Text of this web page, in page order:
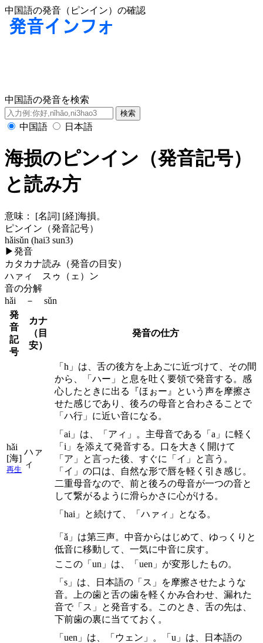
中国語の発音（ピンイン）の確認
中国語の発音を検索
中国語 日本語
海损のピンイン（発音記号）
と読み方
意味：
[名詞] [経]海損。
ピンイン（発音記号）
hǎisǔn (hai3 sun3)
▶発音
カタカナ読み（発音の目安）
ハァィ スゥ（ェ）ン
音の分解
hǎi － sǔn
発
音
記
号
カナ
（目
安）
発音の仕方
hǎi
[海]
再生
ハァ
ィ
「h」は、舌の後方を上あごに近づけて、その間
から、「ハー」と息を吐く要領で発音する。感
心したときに出る『ほぉー』という声を摩擦さ
せた感じであり、後ろの母音と合わさることで
「ハ行」に近い音になる。
「ai」は、「アィ」。主母音である「a」に軽く
「i」を添えて発音する。口を大きく開けて
「ア」と言った後、すぐに「イ」と言う。
「イ」の口は、自然な形で唇を軽く引き感じ。
二重母音なので、前と後ろの母音が一つの音と
して繋がるように滑らかさに心がける。
「hai」と続けて、「ハァィ」となる。
「ǎ」は第三声。中音からはじめて、ゆっくりと
低音に移動して、一気に中音に戻す。
ここの「un」は、「uen」が変形したもの。
「s」は、日本語の「ス」を摩擦させたような
音。上の歯と舌の歯を軽くかみ合わせ、漏れた
音で「ス」と発音する。このとき、舌の先は、
下前歯の裏に当てておく。
「uen」は、「ウェン」。「u」は、日本語の